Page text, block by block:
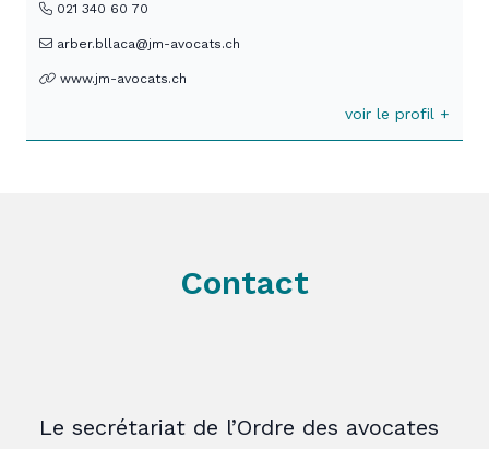
021 340 60 70
arber.bllaca@jm-avocats.ch
www.jm-avocats.ch
voir le profil +
Contact
Le secrétariat de l’Ordre des avocates